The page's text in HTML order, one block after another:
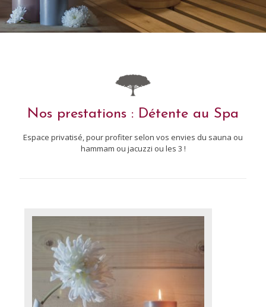
Nos prestations : Détente au Spa
Espace privatisé, pour profiter selon vos envies du sauna ou
hammam ou jacuzzi ou les 3 !